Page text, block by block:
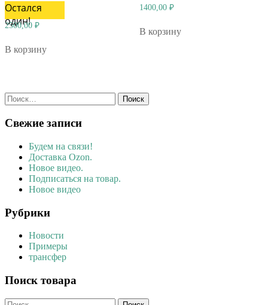
Остался
один!
2500,00 ₽
В корзину
1400,00 ₽
В корзину
Найти:
Свежие записи
Будем на связи!
Доставка Ozon.
Новое видео.
Подписаться на товар.
Новое видео
Рубрики
Новости
Примеры
трансфер
Поиск товара
Найти: